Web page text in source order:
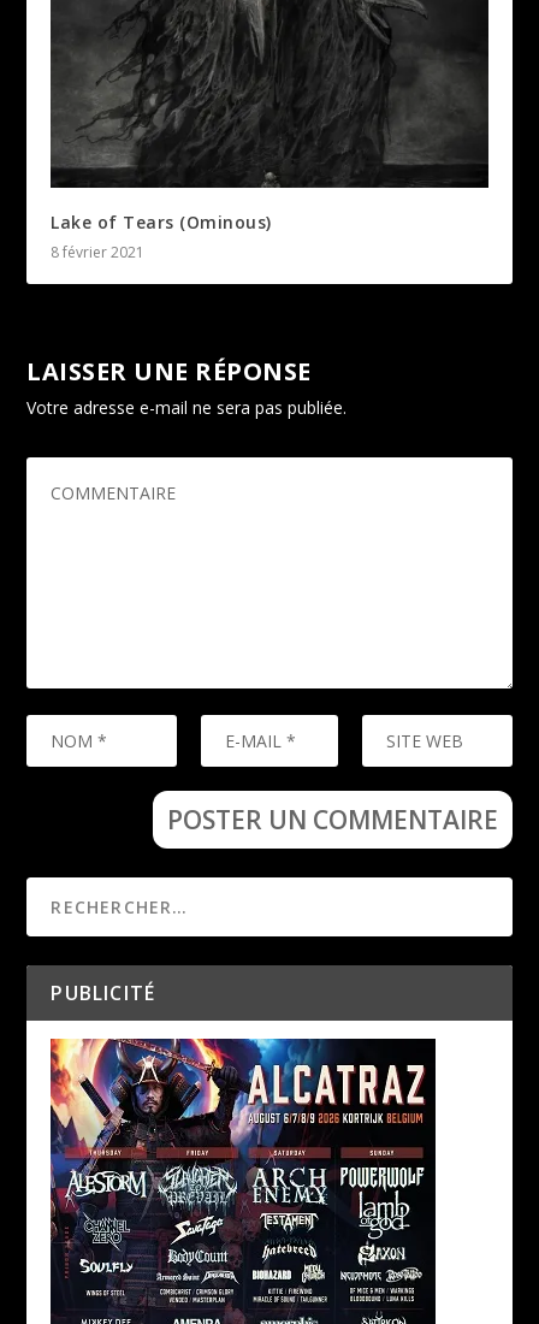
Lake of Tears (Ominous)
8 février 2021
LAISSER UNE RÉPONSE
Votre adresse e-mail ne sera pas publiée.
obligatoires sont indiqués avec
PUBLICITÉ